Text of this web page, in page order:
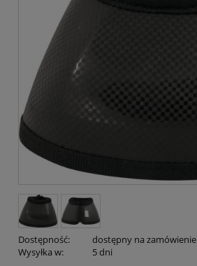
Dostępność:
dostępny na zamówienie
Wysyłka w:
5 dni